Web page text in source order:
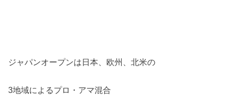
ジャパンオープンは日本、欧州、北米の
3地域によるプロ・アマ混合